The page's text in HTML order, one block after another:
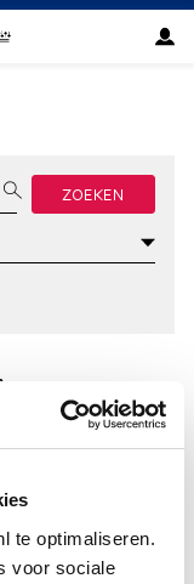
te optimaliseren.
voor sociale
ZOEKEN